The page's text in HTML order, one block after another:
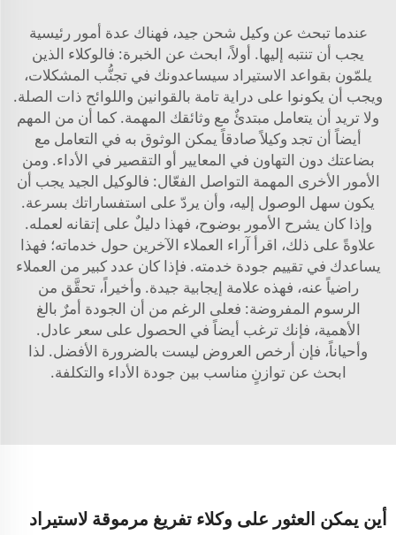
عندما تبحث عن وكيل شحن جيد، فهناك عدة أمور رئيسية
يجب أن تنتبه إليها. أولاً، ابحث عن الخبرة: فالوكلاء الذين
يلمّون بقواعد الاستيراد سيساعدونك في تجنُّب المشكلات،
ويجب أن يكونوا على دراية تامة بالقوانين واللوائح ذات الصلة.
ولا تريد أن يتعامل مبتدئٌ مع وثائقك المهمة. كما أن من المهم
أيضاً أن تجد وكيلاً صادقاً يمكن الوثوق به في التعامل مع
بضاعتك دون التهاون في المعايير أو التقصير في الأداء. ومن
الأمور الأخرى المهمة التواصل الفعّال: فالوكيل الجيد يجب أن
يكون سهل الوصول إليه، وأن يردّ على استفساراتك بسرعة.
وإذا كان يشرح الأمور بوضوح، فهذا دليلٌ على إتقانه لعمله.
علاوةً على ذلك، اقرأ آراء العملاء الآخرين حول خدماته؛ فهذا
يساعدك في تقييم جودة خدمته. فإذا كان عدد كبير من العملاء
راضياً عنه، فهذه علامة إيجابية جيدة. وأخيراً، تحقَّق من
الرسوم المفروضة: فعلى الرغم من أن الجودة أمرٌ بالغ
الأهمية، فإنك ترغب أيضاً في الحصول على سعر عادل.
وأحياناً، فإن أرخص العروض ليست بالضرورة الأفضل. لذا
ابحث عن توازنٍ مناسب بين جودة الأداء والتكلفة.
أين يمكن العثور على وكلاء تفريغ مرموقة لاستيراد